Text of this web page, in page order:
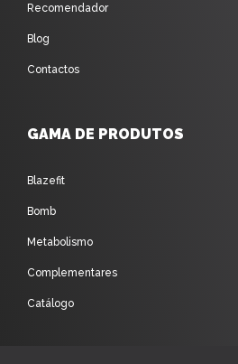
Recomendador
Blog
Contactos
GAMA DE PRODUTOS
Blazefit
Bomb
Metabolismo
Complementares
Catálogo